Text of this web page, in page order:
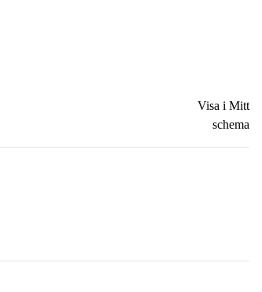
Visa i Mitt
schema